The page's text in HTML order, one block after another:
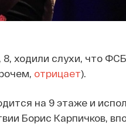
ходили слухи, что
отрицает).
на 9 этаже и
Борис Карпичков,